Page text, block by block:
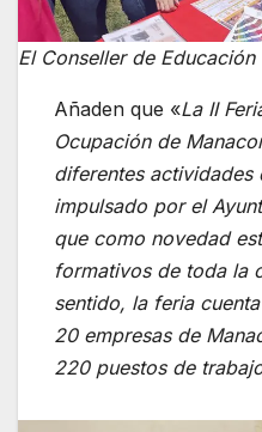
El Conseller de
Añaden que «La II
Ocupación de
diferentes actividades
impulsado por el
que como novedad
formativos de toda la
sentido, la feria
20 empresas de
220 puestos de